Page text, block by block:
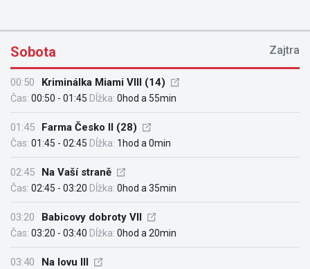
Sobota Zajtra
00:50 Kriminálka Miami VIII (14)
Čas: 00:50 - 01:45 Dĺžka: 0hod a 55min
01:45 Farma Česko II (28)
Čas: 01:45 - 02:45 Dĺžka: 1hod a 0min
02:45 Na Vaší straně
Čas: 02:45 - 03:20 Dĺžka: 0hod a 35min
03:20 Babicovy dobroty VII
Čas: 03:20 - 03:40 Dĺžka: 0hod a 20min
03:40 Na lovu III